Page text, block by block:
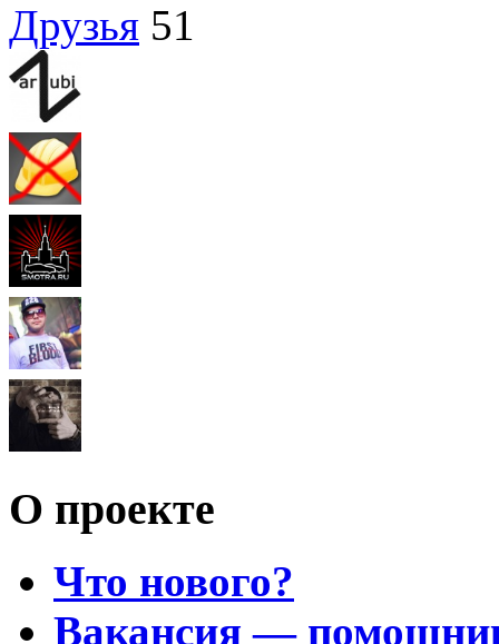
Друзья 51
О проекте
Что нового?
Вакансия —